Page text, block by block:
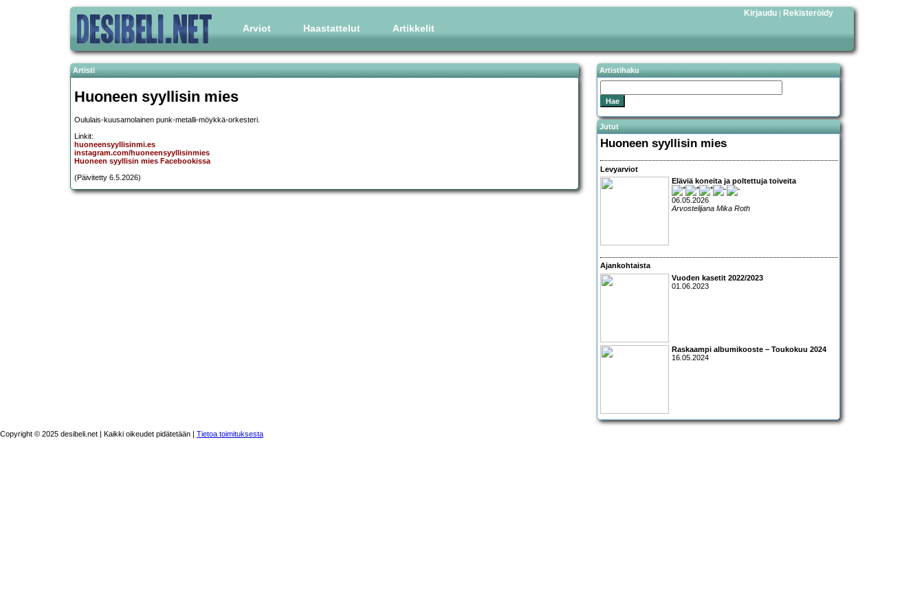
Arviot Haastattelut Artikkelit
Kirjaudu | Rekisteröidy
Artisti
Huoneen syyllisin mies
Oululais-kuusamolainen punk-metalli-möykkä-orkesteri.
Linkit:
huoneensyyllisinmi.es
instagram.com/huoneensyyllisinmies
Huoneen syyllisin mies Facebookissa
(Päivitetty 6.5.2026)
Artistihaku
Jutut
Huoneen syyllisin mies
Levyarviot
Eläviä koneita ja poltettuja toiveita
06.05.2026
Arvostelijana Mika Roth
Ajankohtaista
Vuoden kasetit 2022/2023
01.06.2023
Raskaampi albumikooste – Toukokuu 2024
16.05.2024
Copyright © 2025 desibeli.net | Kaikki oikeudet pidätetään | Tietoa toimituksesta